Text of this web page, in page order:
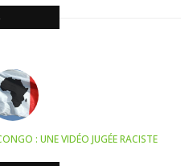
: UNE VIDÉO JUGÉE RACISTE